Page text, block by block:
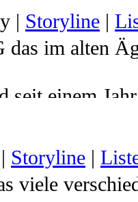
| Storyline |
im alten
seit einem
über das
junge
und
Yugi
Storyline |
viele